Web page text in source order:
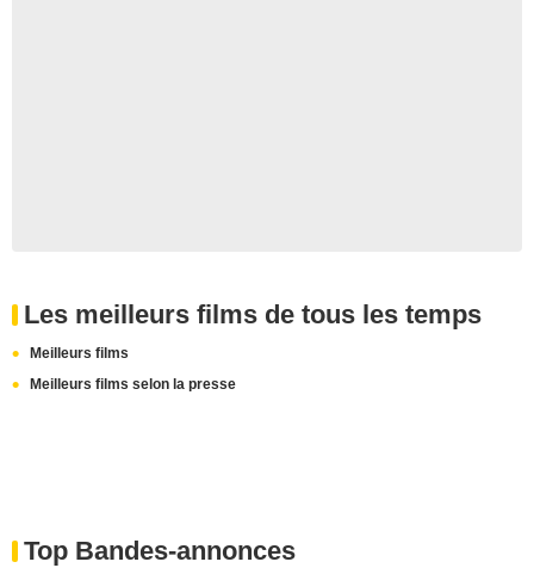
Les meilleurs films de tous les temps
Meilleurs films
Meilleurs films selon la presse
Top Bandes-annonces